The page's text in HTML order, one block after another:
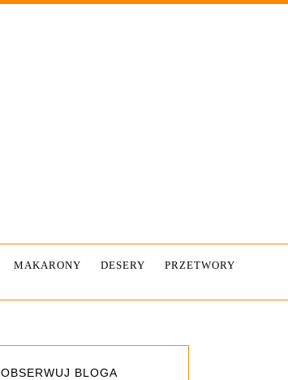
MAKARONY DESERY
PRZETWORY
OBSERWUJ BLOGA